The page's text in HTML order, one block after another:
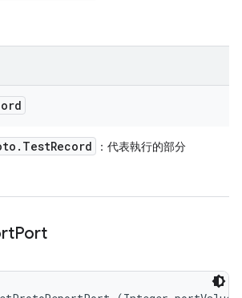
. TestRecord
：代表執行的部分
Port